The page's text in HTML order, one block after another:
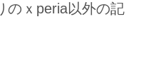
のｘperia以外の記